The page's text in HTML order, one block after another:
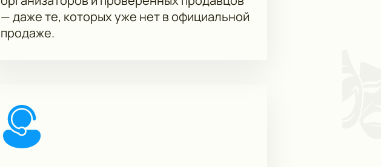
— даже те, которых уже нет в официальной
продаже.